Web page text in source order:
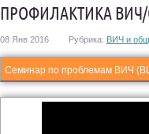
ПРОФИЛАКТИКА
08 Янв 2016 Рубрика: ВИЧ и
Семинар по проблемам ВИЧ